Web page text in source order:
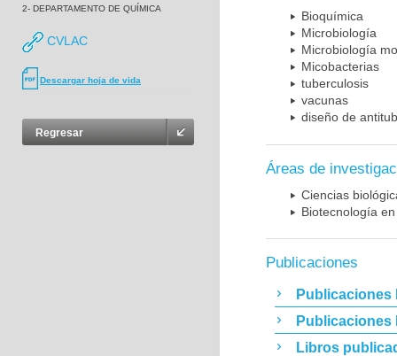
2- DEPARTAMENTO DE QUÍMICA
CVLAC
Descargar hoja de vida
Regresar
Bioquímica
Microbiología
Microbiología
Micobacterias
tuberculosis
vacunas
diseño de
Áreas de
Ciencias
Biotecnología
Publicaciones
Publicaciones
Publicaciones
Libros